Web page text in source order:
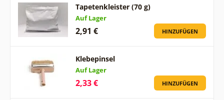
Tapetenkleister (70 g)
Auf Lager
2,91 € HINZUFÜGEN
Klebepinsel
Auf Lager
2,33 € HINZUFÜGEN